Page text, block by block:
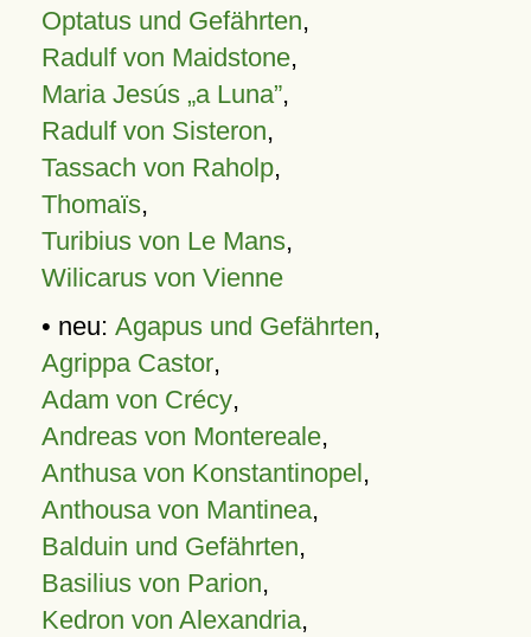
Optatus und Gefährten,
Radulf von Maidstone,
Maria Jesús „a Luna”,
Radulf von Sisteron,
Tassach von Raholp,
Thomaïs,
Turibius von Le Mans,
Wilicarus von Vienne
• neu: Agapus und Gefährten,
Agrippa Castor,
Adam von Crécy,
Andreas von Montereale,
Anthusa von Konstantinopel,
Anthousa von Mantinea,
Balduin und Gefährten,
Basilius von Parion,
Kedron von Alexandria,